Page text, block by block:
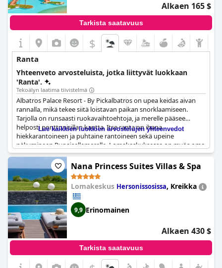
Alkaen 165 $
Tarkista saatavuus
$
Ranta
Yhteenveto arvosteluista, jotka liittyvät luokkaan
'Ranta'.
Tekoälyn laatima tiivistelmä
Albatros Palace Resort - By Pickalbatros on upea keidas aivan
rannalla, mikä tekee siitä loistavan paikan snorklaamiseen.
Tarjolla on runsaasti ruokavaihtoehtoja, ja merelle pääsee
helposti ponttonisillan kautta. Itse ranta on ihana
hiekkarantoineen ja puhtaine rantoineen sekä upeine
näkymineen Punaisellemerelle. Lomakeskuksessa on myös oma
ranta, ja voit uida sekä uima-altaassa että laguuneissa. Perheet
arvostavat monia leikkialueita lapsille, ja siellä on jopa "ei saa
häiritä" -lippu, jonka voit ripustaa lepoalueellesi pitämään
kaupustelijat loitolla. Vaikka jotkut vieraat pitivät rantaa
vaarallisena ja liukkaana, toiset rakastivat sen tilavuutta ja
kauneutta. Niille, jotka haluavat tutustua kauemmas, hotellista
on suora pääsy läheiselle rannalle. Kaiken kaikkiaan Albatros
Palace Resort on loistava paikka yöpyä, jos etsit lomakeskusta,
jossa on kaikki mitä tarvitset nauttiaksesi ajastasi meren äärellä.
Lue kaikkien luokkien arvostelujen yhteenvedot
Nana Princess Suites Villas & Spa
Lomakeskus Hersonissosissa, Kreikka
9,9 Erinomainen
Alkaen 430 $
Tarkista saatavuus